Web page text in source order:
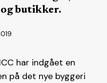
butikker.
har indgået en
på det nye byggeri